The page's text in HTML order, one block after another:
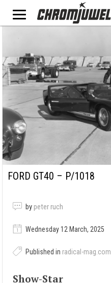
FORD GT40 – P/1018
by peter ruch
Wednesday 12 March, 2025
Published in radical-mag.com
Show-Star